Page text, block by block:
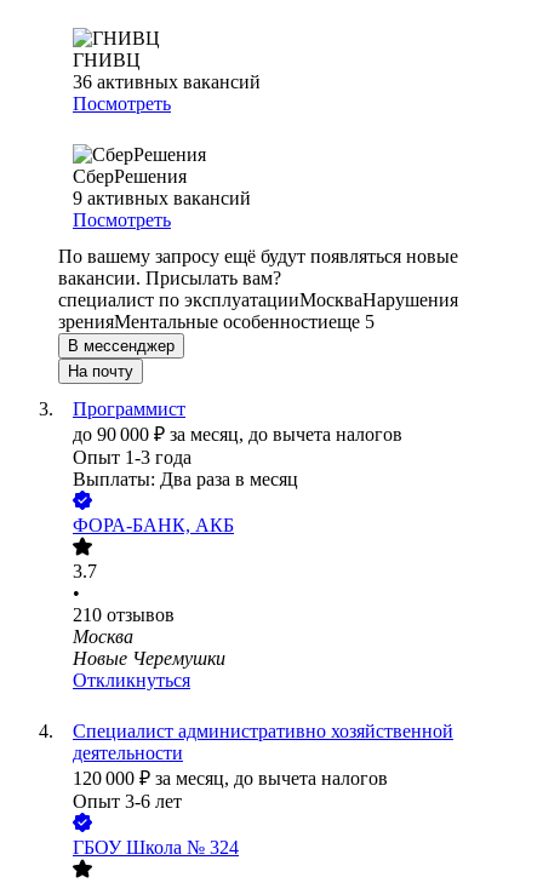
ГНИВЦ
36 активных вакансий
Посмотреть
СберРешения
9 активных вакансий
Посмотреть
По вашему запросу ещё будут появляться новые
вакансии. Присылать вам?
специалист по эксплуатацииМоскваНарушения
зренияМентальные особенностиеще 5
В мессенджер
На почту
Программист
до 90 000 ₽ за месяц, до вычета налогов
Опыт 1-3 года
Выплаты: Два раза в месяц
ФОРА-БАНК, АКБ
3.7
•
210 отзывов
Москва
Новые Черемушки
Откликнуться
Специалист административно хозяйственной
деятельности
120 000 ₽ за месяц, до вычета налогов
Опыт 3-6 лет
ГБОУ Школа № 324